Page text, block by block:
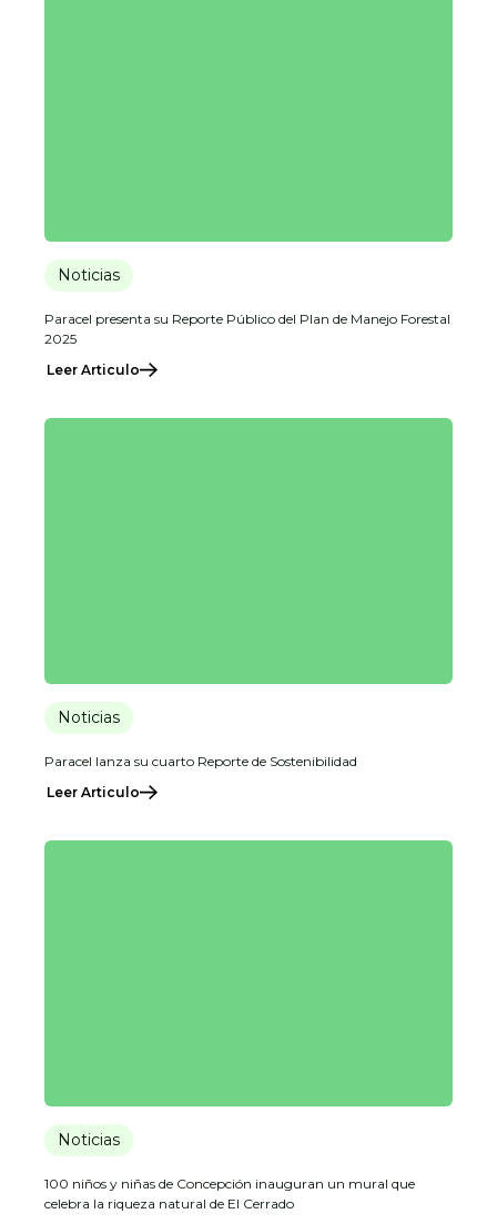
Noticias
Paracel presenta su Reporte Público del Plan de Manejo Forestal
2025
Leer Articulo
Noticias
Paracel lanza su cuarto Reporte de Sostenibilidad
Leer Articulo
Noticias
100 niños y niñas de Concepción inauguran un mural que
celebra la riqueza natural de El Cerrado